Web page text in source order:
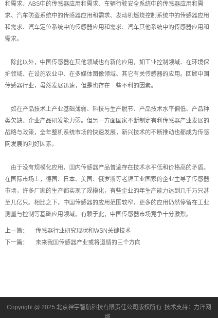
和需求、ABS中的传感器应用和需求、车辆行驶安全系统中的传感器应用和需
求、汽车防盗系统中的传感器应用和需求、发动机燃烧控制系统中的传感器应用
和需求、汽车定位系统中的传感器应用和需求、汽车其他系统中的传感器应用和
需求。
除此以外，中国传感器在其他领域也有新的应用，如工业控制领域、在环境保
护领域、在设施农业中、在多媒体图像领域、其它有关传感器的应用。回顾中国
传感器行业，虽然发展迅速，但是也存在一些不利的因素。
如在产品技术上产业基础薄弱、科技与生产脱节、产品技术水平偏低、产品种
类欠缺、企业产品研发能力弱。但另一方面国家不断制定有利传感器产业发展的
战略与政策，全年整机系统市场的快速发展，新兴技术的不断推动也都成为传感
网发展的利好因素。
由于没有规模化应用，国内传感器产品普遍存在技术水平低和价格高的矛盾。
在国际市场上，德国、日本、美国、俄罗斯等老牌工业国家的企业主导了传感器
市场，许多厂家的生产都实现了规模化，有些企业的年生产能力达到几千万只甚
至几亿只。相比之下，中国传感器的应用范围较窄，更多的应用仍然停留在工业
测量与控制等基础应用领域。有赖于此，中国传感器市场竞争十分激烈。
上一篇：
传感器行业研究现状和WSN关键技术
下一篇：
未来我国传感器产业或将遵循的三个方向
Copyright @ 2025 北京神宇智航科技有限责任公司版权所有 技术支持： 力洋网